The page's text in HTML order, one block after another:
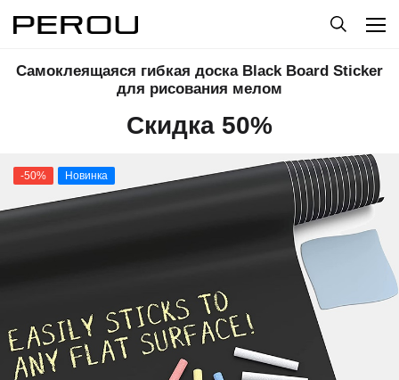
Самоклеящаяся гибкая доска Black Board Sticker
для рисования мелом
Скидка 50%
-50% Новинка